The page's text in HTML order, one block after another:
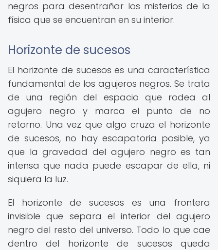
negros para desentrañar los misterios de la
física que se encuentran en su interior.
Horizonte de sucesos
El horizonte de sucesos es una característica
fundamental de los agujeros negros. Se trata
de una región del espacio que rodea al
agujero negro y marca el punto de no
retorno. Una vez que algo cruza el horizonte
de sucesos, no hay escapatoria posible, ya
que la gravedad del agujero negro es tan
intensa que nada puede escapar de ella, ni
siquiera la luz.
El horizonte de sucesos es una frontera
invisible que separa el interior del agujero
negro del resto del universo. Todo lo que cae
dentro del horizonte de sucesos queda